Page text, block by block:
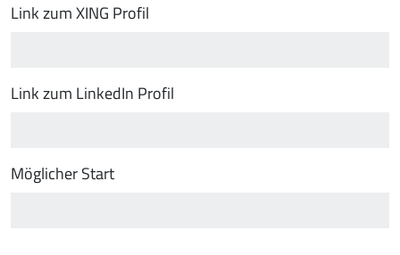
Link zum XING Profil
Link zum LinkedIn Profil
Möglicher Start